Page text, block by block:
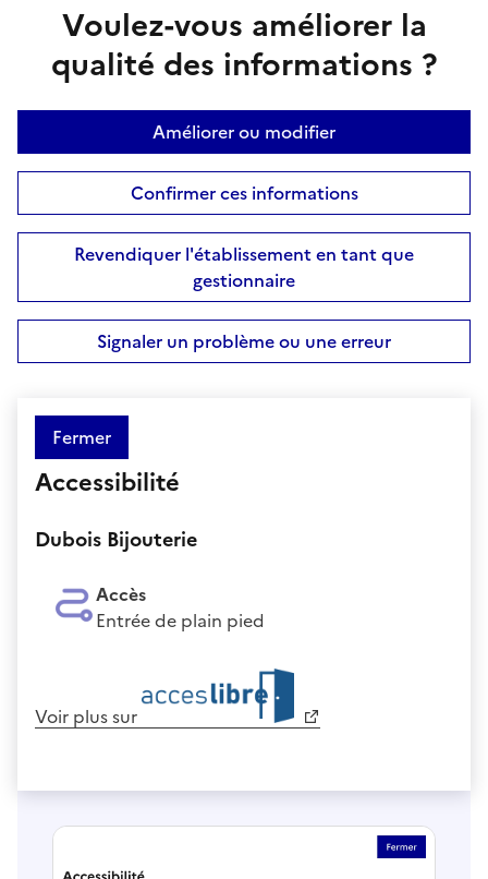
Voulez-vous améliorer la
qualité des informations ?
Améliorer ou modifier
Confirmer ces informations
Revendiquer l'établissement en tant que
gestionnaire
Signaler un problème ou une erreur
Fermer
Accessibilité
Dubois Bijouterie
Accès
Entrée de plain pied
Voir plus sur